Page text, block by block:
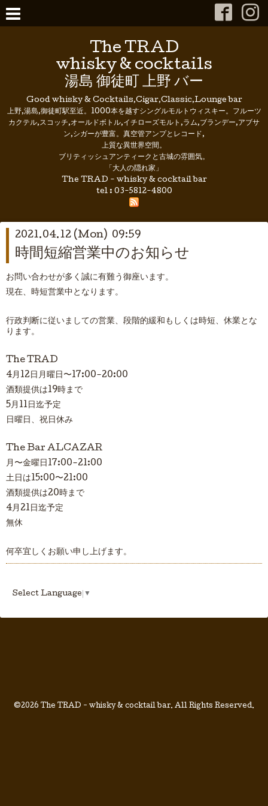
The TRAD
whisky & cocktails
湯島 御徒町 上野 バー
Good whisky & Cocktails,Cigar,Classic,Lounge bar
上野,湯島,御徒町駅至近。1000本を越すシングルモルトウィスキー。フルーツ
カクテル,スコッチ,オールドボトル,イチローズモルト,ラム,ブランデー,アブサ
ン,シガーが豊富。真空管アンプとレコード,
上質な異世界空間。
ブリティッシュアンティークと古城の雰囲気。
「大人の隠れ家」
The TRAD - whisky & cocktail bar
tel : 03-5812-4800
2021.04.12 (Mon) 09:59
時間短縮営業中のお知らせ
お問い合わせが多く誠に有難う御座います。
現在、時短営業中となります。
行政判断に従いましての営業、段階的緩和もしくは時短、休業とな
ります。
The TRAD
4月 12日月曜日〜17:00-20:00
酒類提供は19時まで
5月11日迄予定
日曜日、祝日休み
The Bar ALCAZAR
月〜金曜日 17:00-21:00
土日は15:00〜21:00
酒類提供は20時まで
4月21日迄予定
無休
何卒宜しくお願い申し上げます。
Select Language ▼
©2026 The TRAD - whisky & cocktail bar. All Rights Reserved.